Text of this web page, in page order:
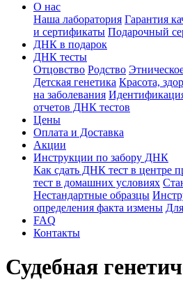
О нас
Наша лаборатория Гарантия
и сертификаты Подарочный
ДНК в подарок
ДНК тесты
Отцовство Родство
Детская генетика Красота,
на заболевания
отчетов ДНК тестов
Цены
Оплата и Доставка
Акции
Инструкции по забору ДНК
Как сдать ДНК тест в центре
тест в домашних условиях
Нестандартные образцы
определения факта измены
FAQ
Контакты
Судебная